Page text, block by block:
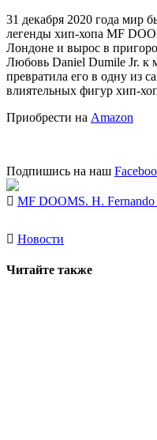
31 декабря 2020 года мир
легенды хип-хопа MF
Лондоне и вырос в
Любовь Daniel Dumile Jr. к
превратила его в одну из
влиятельных фигур хип-
Приобрести на Amazon
Подпишись на наш
MF DOOMS. H. Fernando
Новости
Читайте также